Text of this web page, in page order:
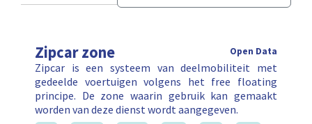
Zipcar zone Open Data
Zipcar is een systeem van deelmobiliteit met
gedeelde voertuigen volgens het free floating
principe. De zone waarin gebruik kan gemaakt
worden van deze dienst wordt aangegeven.